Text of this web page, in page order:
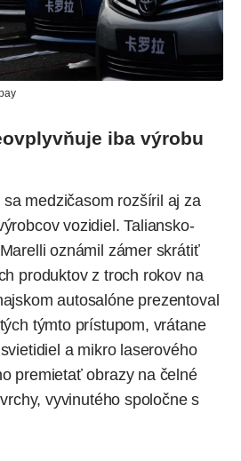
iba výrobu
medzičasom rozšíril aj za
vozidiel. Taliansko-
oznámil zámer skrátiť
produktov z troch rokov na
autosalóne prezentoval
týmto prístupom, vrátane
a mikro laserového
premietať obrazy na čelné
vyvinutého spoločne s